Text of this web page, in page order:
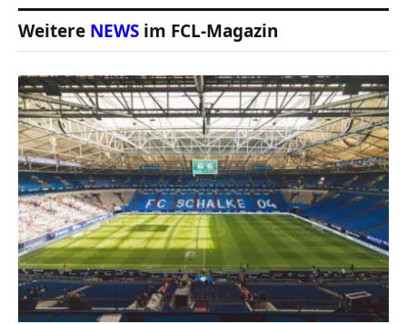
Weitere NEWS im FCL-Magazin